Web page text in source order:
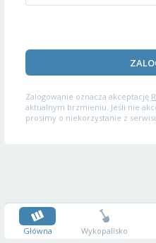
Zalogowanie oznacza akceptację
aktualnym brzmieniu. Jeśli nie
prosimy o niekorzystanie z
Główna Wykopalisko